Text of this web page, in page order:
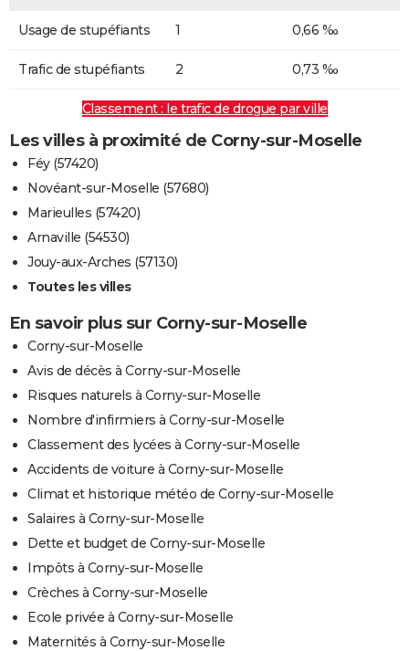
Usage de stupéfiants 1 0,66 ‰
Trafic de stupéfiants 2 0,73 ‰
Classement : le trafic de drogue par ville
Les villes à proximité de Corny-sur-Moselle
Féy (57420)
Novéant-sur-Moselle (57680)
Marieulles (57420)
Arnaville (54530)
Jouy-aux-Arches (57130)
Toutes les villes
En savoir plus sur Corny-sur-Moselle
Corny-sur-Moselle
Avis de décès à Corny-sur-Moselle
Risques naturels à Corny-sur-Moselle
Nombre d'infirmiers à Corny-sur-Moselle
Classement des lycées à Corny-sur-Moselle
Accidents de voiture à Corny-sur-Moselle
Climat et historique météo de Corny-sur-Moselle
Salaires à Corny-sur-Moselle
Dette et budget de Corny-sur-Moselle
Impôts à Corny-sur-Moselle
Crèches à Corny-sur-Moselle
Ecole privée à Corny-sur-Moselle
Maternités à Corny-sur-Moselle